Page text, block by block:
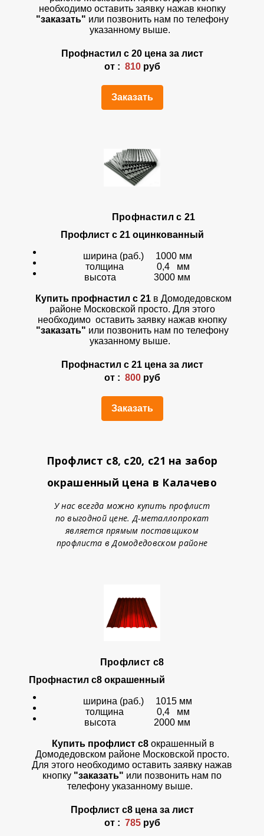
необходимо оставить заявку нажав кнопку
"заказать" или позвонить нам по телефону
указанному выше.
Профнастил с 20 цена за лист
от : 810руб
Заказать
Профнастил с 21
Профлист с 21 оцинкованный
ширина (раб.) 1000 мм
толщина 0,4 мм
высота 3000 мм
Купить профнастил с 21 в Домодедовском
районе Московской просто. Для этого
необходимо оставить заявку нажав кнопку
"заказать" или позвонить нам по телефону
указанному выше.
Профнастил с 21 цена за лист
от : 800руб
Заказать
Профлист с8, с20, с21 на забор
окрашенный цена в Калачево
У нас всегда можно купить профлист
по выгодной цене. Д-металлопрокат
является прямым поставщиком
профлиста в Домодедовском районе
Профлист с8
Профнастил с8 окрашенный
ширина (раб.) 1015 мм
толщина 0,4 мм
высота 2000 мм
Купить профлист с8 окрашенный в
Домодедовском районе Московской просто.
Для этого необходимо оставить заявку нажав
кнопку "заказать" или позвонить нам по
телефону указанному выше.
Профлист с8 цена за лист
от : 785руб